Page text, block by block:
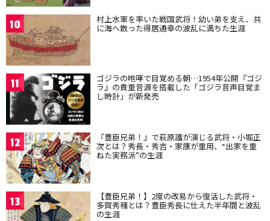
10 村上水軍を率いた戦国武将！幼い弟を支え、共
に海へ散った得居通幸の波乱に満ちた生涯
11 ゴジラの咆哮で目覚める朝…1954年公開『ゴジ
ラ』の貴重音源を搭載した「ゴジラ音声目覚ま
し時計」が新発売
12 『豊臣兄弟！』で萩原護が演じる武将・小堀正
次とは？秀長・秀吉・家康が重用、“出家を重
ねた実務派”の生涯
13 【豊臣兄弟！】2度の改易から復活した武将・
多賀秀種とは？豊臣秀長に仕えた半年間と波乱
の生涯